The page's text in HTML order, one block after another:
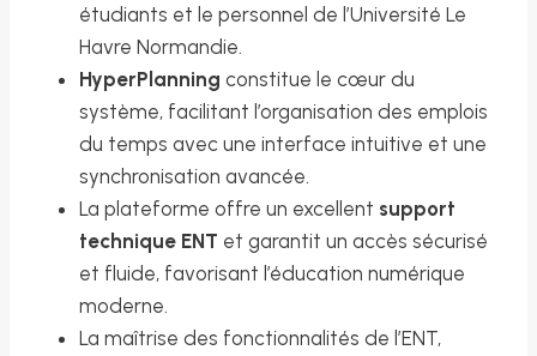
étudiants et le personnel de l’Université Le
Havre Normandie.
HyperPlanning constitue le cœur du
système, facilitant l’organisation des emplois
du temps avec une interface intuitive et une
synchronisation avancée.
La plateforme offre un excellent support
technique ENT et garantit un accès sécurisé
et fluide, favorisant l’éducation numérique
moderne.
La maîtrise des fonctionnalités de l’ENT,